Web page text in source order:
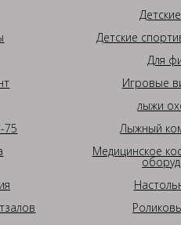
Детские
Для
Игровые
лыжи
75
Лыжный
Медицинское